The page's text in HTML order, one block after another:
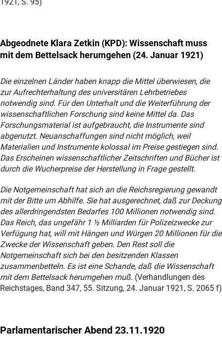
Abgeodnete Klara Zetkin (KPD): Wissenschaft muss
mit dem Bettelsack herumgehen (24. Januar 1921)
Die einzelnen Länder haben knapp die Mittel überwiesen, die
zur Aufrechterhaltung des universitären Lehrbetriebes
notwendig sind. Für den Unterhalt und die Weiterführung der
wissenschaftlichen Forschung sind keine Mittel da. Das
Forschungsmaterial ist aufgebraucht, die Instrumente sind
abgenutzt. Neuanschaffungen sind nicht möglich, weil
Materialien und Instrumente kolossal im Preise gestiegen sind.
Das Erscheinen wissenschaftlicher Zeitschriften und Bücher ist
durch die Wucherpreise der Herstellung in Frage gestellt.
Die Notgemeinschaft hat sich an die Reichsregierung gewandt
mit der Bitte um Abhilfe. Sie hat ausgerechnet, daß zur Deckung
des allerdringendsten Bedarfes 100 Millionen notwendig sind.
Das Reich, das ungefähr 1 ½ Milliarden für Polizeizwecke zur
Verfügung hat, will mit Hängen und Würgen 20 Millionen für die
Zwecke der Wissenschaft geben. Den Rest soll die
Notgemeinschaft sich bei den besitzenden Klassen
zusammenbetteln. Es ist eine Schande, daß die Wissenschaft
mit dem Bettelsack herumgehen muß. (Verhandlungen des
Reichstages, Band 347, 55. Sitzung, 24. Januar 1921, S. 2065 f)
Parlamentarischer Abend 23.11.1920